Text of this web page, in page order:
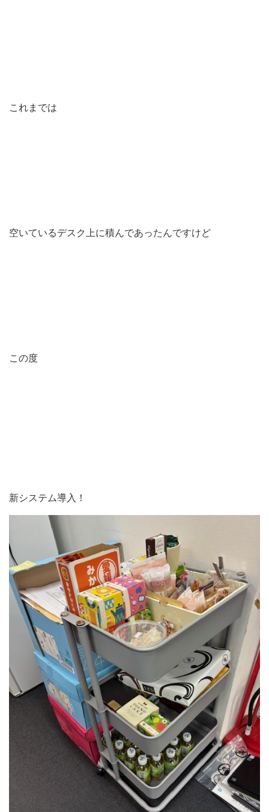
これまでは
空いているデスク上に積んであったんですけど
この度
新システム導入！